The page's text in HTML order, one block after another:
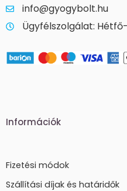
info@gyogybolt.hu
Ügyfélszolgálat:
Információk
Fizetési módok
Szállítási díjak és határidők